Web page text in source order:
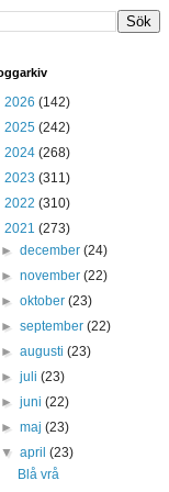
2026 (142)
2025 (242)
2024 (268)
2023 (311)
2022 (310)
2021 (273)
►december(24)
►november(22)
►oktober(23)
►september(22)
►augusti(23)
►juli(23)
►juni(22)
►maj(23)
▼april(23)
Blå vrå